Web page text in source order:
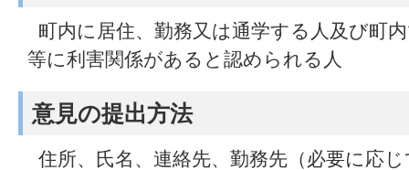
町内に居住、勤務又は通学する人及び町
等に利害関係があると認められる人
意見の提出方法
住所、氏名、連絡先、勤務先（必要に応